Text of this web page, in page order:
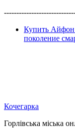
Купить Айфон
поколение
Кочегарка
Горлівська міська